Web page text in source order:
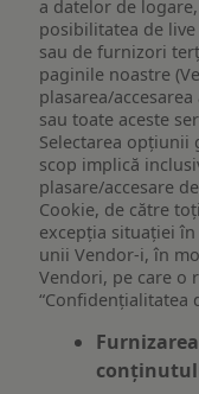
a datelor de
posibilitatea de
sau de furnizori
paginile noastre
plasarea/
sau toate aceste
Selectarea opțiunii
scop implică
plasare/accesare
Cookie, de către
excepția situației
unii Vendor-i, în
Vendori, pe care o
“Confidențialitatea